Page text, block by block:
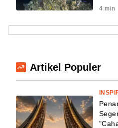
4 min
Artikel Populer